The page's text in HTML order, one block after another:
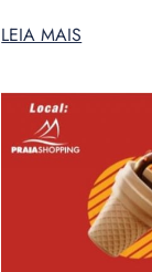
LEIA MAIS